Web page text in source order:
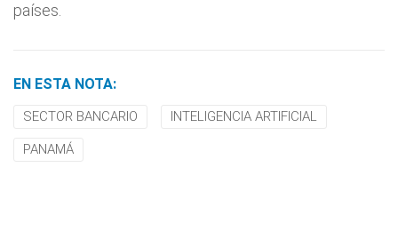
países.
EN ESTA NOTA:
SECTOR BANCARIO INTELIGENCIA ARTIFICIAL
PANAMÁ